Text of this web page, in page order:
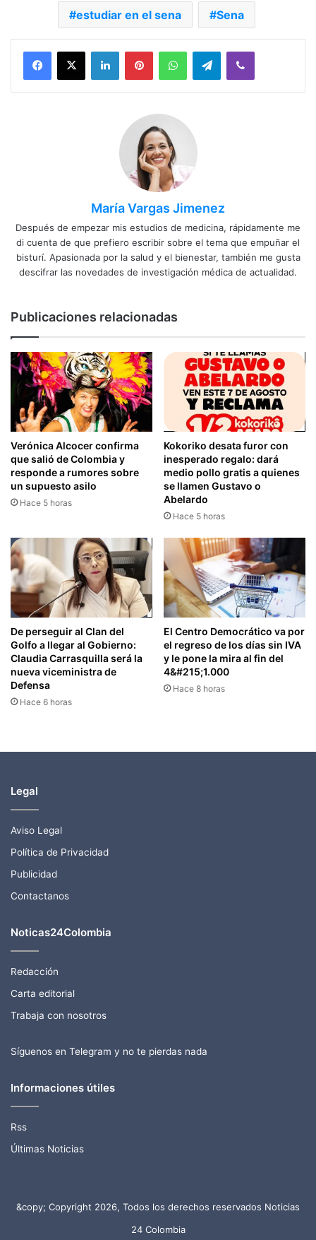
estudiar en el sena Sena
Facebook
X LinkedInPinterestWhatsAppTelegramViber
María Vargas Jimenez
Después de empezar mis estudios de medicina, rápidamente me
di cuenta de que prefiero escribir sobre el tema que empuñar el
bisturí. Apasionada por la salud y el bienestar, también me gusta
descifrar las novedades de investigación médica de actualidad.
Publicaciones relacionadas
Verónica Alcocer confirma
que salió de Colombia y
responde a rumores sobre
un supuesto asilo
Hace 5 horas
Kokoriko desata furor con
inesperado regalo: dará
medio pollo gratis a quienes
se llamen Gustavo o
Abelardo
Hace 5 horas
De perseguir al Clan del
Golfo a llegar al Gobierno:
Claudia Carrasquilla será la
nueva viceministra de
Defensa
Hace 6 horas
El Centro Democrático va por
el regreso de los días sin IVA
y le pone la mira al fin del
4&#215;1.000
Hace 8 horas
Legal
Aviso Legal
Política de Privacidad
Publicidad
Contactanos
Noticas24Colombia
Redacción
Carta editorial
Trabaja con nosotros
Síguenos en Telegram y no te pierdas nada
Informaciones útiles
Rss
Últimas Noticias
&copy; Copyright 2026, Todos los derechos reservados Noticias
24 Colombia